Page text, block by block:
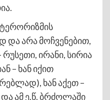
და არა მოჩვენებით,
ირანი, სირია
– ხან იქით
ხან აქეთ –
ამ ე.წ. ბრძოლაში